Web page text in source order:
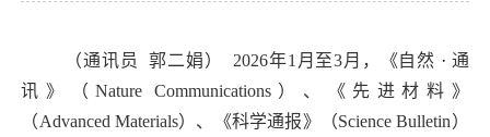
（通讯员 郭二娟） 2026年1月至3月，《自然 · 通
讯》（Nature Communications）、《先进材料》
（Advanced Materials）、《科学通报》（Science Bulletin）